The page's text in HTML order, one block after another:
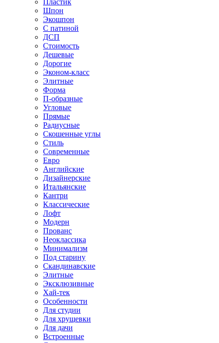
Пластик
Шпон
Экошпон
С патиной
ДСП
Стоимость
Дешевые
Дорогие
Эконом-класс
Элитные
Форма
П-образные
Угловые
Прямые
Радиусные
Скошенные углы
Стиль
Современные
Евро
Английские
Дизайнерские
Итальянские
Кантри
Классические
Лофт
Модерн
Прованс
Неоклассика
Минимализм
Под старину
Скандинавские
Элитные
Эксклюзивные
Хай-тек
Особенности
Для студии
Для хрущевки
Для дачи
Встроенные